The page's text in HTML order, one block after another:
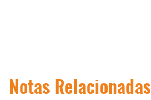
Notas Relacionadas